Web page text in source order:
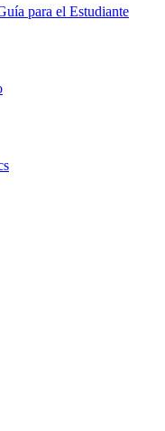
para el Estudiante